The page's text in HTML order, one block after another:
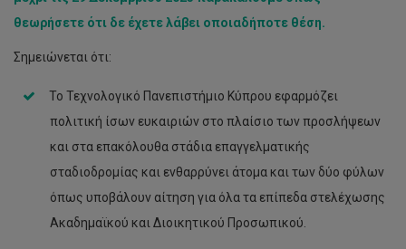
θεωρήσετε ότι δε έχετε λάβει οποιαδήποτε θέση.
Σημειώνεται ότι:
Το Τεχνολογικό Πανεπιστήμιο Κύπρου εφαρμόζει
πολιτική ίσων ευκαιριών στο πλαίσιο των προσλήψεων
και στα επακόλουθα στάδια επαγγελματικής
σταδιοδρομίας και ενθαρρύνει άτομα και των δύο φύλων
όπως υποβάλουν αίτηση για όλα τα επίπεδα στελέχωσης
Ακαδημαϊκού και Διοικητικού Προσωπικού.